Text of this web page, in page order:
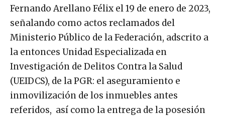
Fernando Arellano Félix el 19 de enero de 2023,
señalando como actos reclamados del
Ministerio Público de la Federación, adscrito a
la entonces Unidad Especializada en
Investigación de Delitos Contra la Salud
(UEIDCS), de la PGR: el aseguramiento e
inmovilización de los inmuebles antes
referidos, así como la entrega de la posesión